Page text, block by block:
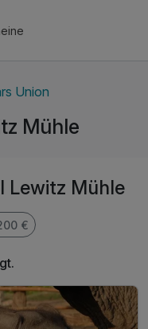
Union
Mühle
Lewitz Mühle
€